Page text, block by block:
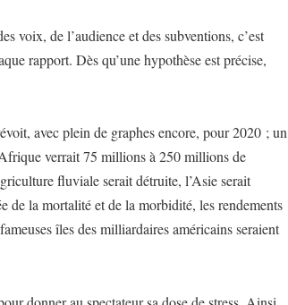
voix, de l’audience et des subventions, c’est
rapport. Dès qu’une hypothèse est précise,
avec plein de graphes encore, pour 2020 ; un
verrait 75 millions à 250 millions de
fluviale serait détruite, l’Asie serait
de la mortalité et de la morbidité, les rendements
îles des milliardaires américains seraient